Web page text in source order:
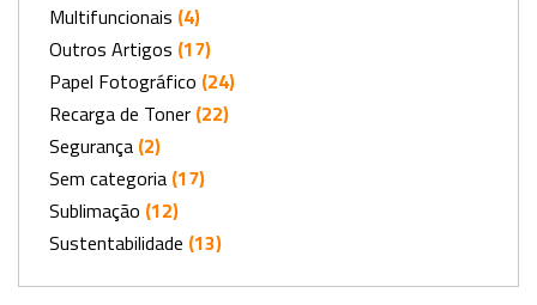
Multifuncionais (4)
Outros Artigos (17)
Papel Fotográfico (24)
Recarga de Toner (22)
Segurança (2)
Sem categoria (17)
Sublimação (12)
Sustentabilidade (13)